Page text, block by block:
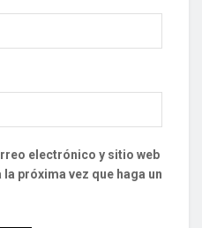
electrónico y sitio web
próxima vez que haga un